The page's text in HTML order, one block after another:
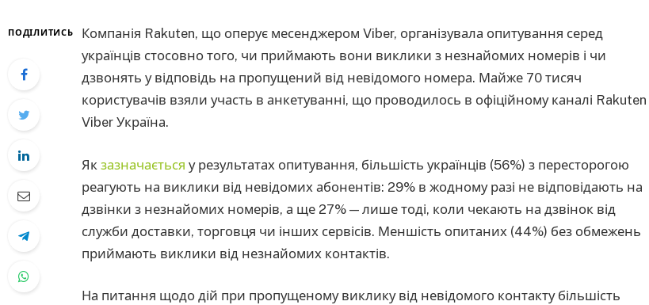
ПОДІЛИТИСЬ
Компанія Rakuten, що оперує месенджером Viber, організувала опитування серед
українців стосовно того, чи приймають вони виклики з незнайомих номерів і чи
дзвонять у відповідь на пропущений від невідомого номера. Майже 70 тисяч
користувачів взяли участь в анкетуванні, що проводилось в офіційному каналі Rakuten
Viber Україна.
Як зазначається у результатах опитування, більшість українців (56%) з пересторогою
реагують на виклики від невідомих абонентів: 29% в жодному разі не відповідають на
дзвінки з незнайомих номерів, а ще 27% — лише тоді, коли чекають на дзвінок від
служби доставки, торговця чи інших сервісів. Меншість опитаних (44%) без обмежень
приймають виклики від незнайомих контактів.
На питання щодо дій при пропущеному виклику від невідомого контакту більшість